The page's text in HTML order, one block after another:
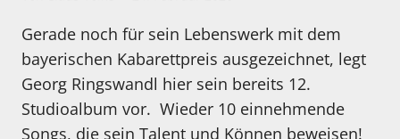
Gerade noch für sein Lebenswerk mit dem
bayerischen Kabarettpreis ausgezeichnet, legt
Georg Ringswandl hier sein bereits 12.
Studioalbum vor. Wieder 10 einnehmende
Songs, die sein Talent und Können beweisen!